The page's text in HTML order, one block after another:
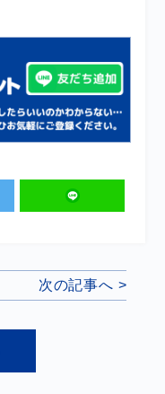
次の記事へ >